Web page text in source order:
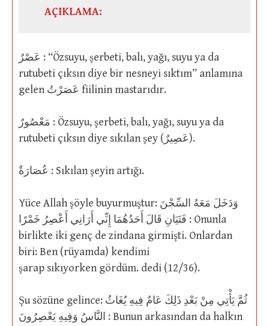
AÇIKLAMA:
عَصْرٌ : “Özsuyu, şerbeti, balı, yağı, suyu ya da
rutubeti çıksın diye bir nesneyi sıktım” anlamına
gelen عَصَرْتُ fiilinin mastarıdır.
مَعْصُورٌ : Özsuyu, şerbeti, balı, yağı, suyu ya da
rutubeti çıksın diye sıkılan şey (عَصِيرٌ).
عُصَارَةٌ : Sıkılan şeyin artığı.
Yüce Allah şöyle buyurmuştur: وَدَخَلَ مَعَهُ السِّجْنَ
فَتَيَانِ قَالَ أَحَدُهُمَا إِنِّي أَرَانِي أَعْصِرُ خَمْرًا : Onunla
birlikte iki genç de zindana girmişti. Onlardan
biri: Ben (rüyamda) kendimi
şarap sıkıyorken gördüm. dedi (12/36).
Şu sözüne gelince: ثُمَّ يَأْتِي مِنْ بَعْدِ ذَلِكَ عَامٌ فِيهِ يُغَاثُ
النَّاسُ وَفِيهِ يَعْصِرُونَ : Bunun arkasından da halkın